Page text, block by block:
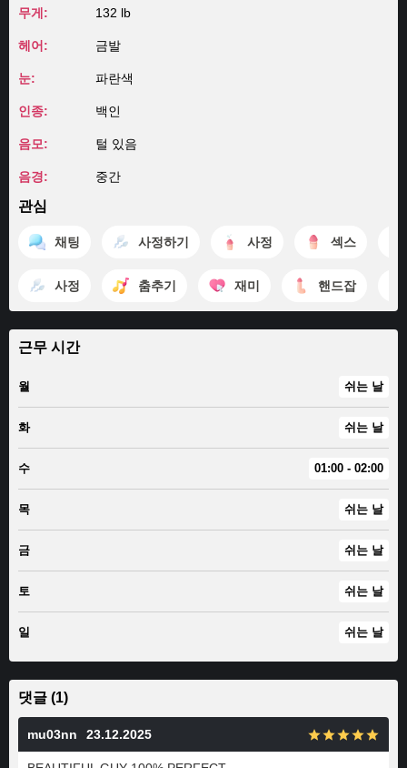
무게: 132 lb
헤어: 금발
눈: 파란색
인종: 백인
음모: 털 있음
음경: 중간
관심
채팅 사정하기 사정 섹스
사정 춤추기 재미 핸드잡
근무 시간
월 쉬는 날
화 쉬는 날
수 01:00 - 02:00
목 쉬는 날
금 쉬는 날
토 쉬는 날
일 쉬는 날
댓글 (1)
mu03nn 23.12.2025